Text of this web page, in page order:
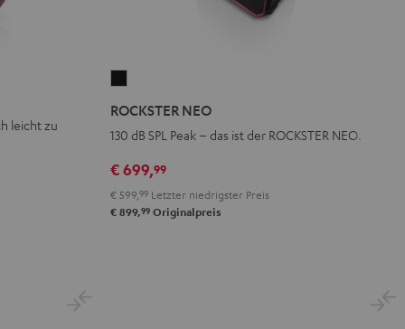
leicht zu
ROCKSTER NEO
130 dB SPL Peak – das ist der ROCKSTER NEO.
€ 699,99
€ 599,99 Letzter niedrigster Preis
€ 899,99 Originalpreis